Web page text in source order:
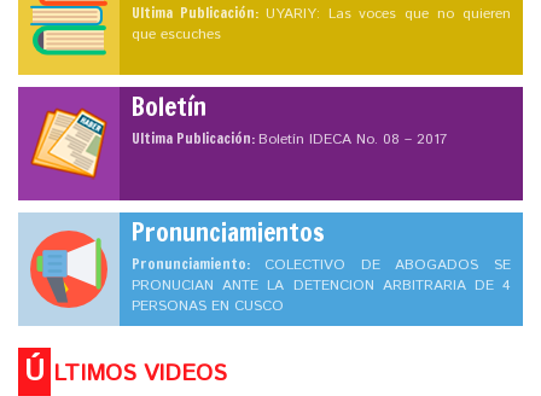
Ultima Publicación: UYARIY: Las voces que no quieren
que escuches
Boletín
Ultima Publicación:Boletín IDECA No. 08 – 2017
Pronunciamientos
Pronunciamiento: COLECTIVO DE ABOGADOS SE
PRONUCIAN ANTE LA DETENCION ARBITRARIA DE 4
PERSONAS EN CUSCO
Ú LTIMOS VIDEOS